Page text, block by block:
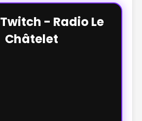
- Radio Le
Châtelet